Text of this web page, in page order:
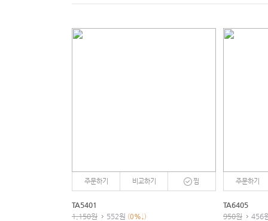
주문하기 비교하기 찜
TA5401
1,150원
552원 (0%↓)
주문하기
TA6405
950원
456